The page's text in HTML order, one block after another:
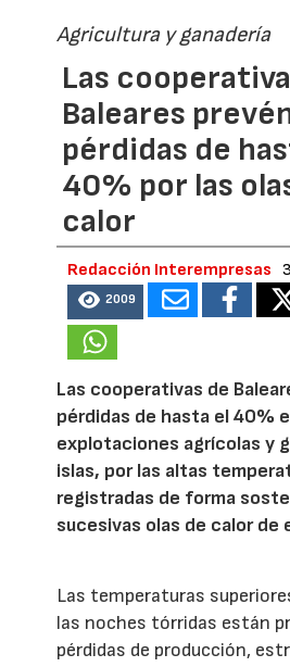
Agricultura y ganadería
Las
Baleares
pérdidas de
40% por las
calor
Redacción Interempresas
2009
Las cooperativas de
pérdidas de hasta el 40%
explotaciones agrícolas y
islas, por las altas
registradas de forma
sucesivas olas de calor de
Las temperaturas
las noches tórridas están
pérdidas de producción,